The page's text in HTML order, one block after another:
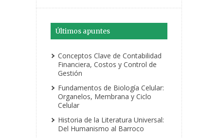
Últimos apuntes
Conceptos Clave de Contabilidad
Financiera, Costos y Control de
Gestión
Fundamentos de Biología Celular:
Organelos, Membrana y Ciclo
Celular
Historia de la Literatura Universal:
Del Humanismo al Barroco